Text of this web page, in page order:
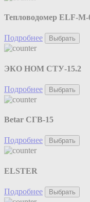
Тепловодомер ELF-M-
Подробнее Выбрать
ЭКО НОМ СТУ-15.2
Подробнее Выбрать
Betar СГВ-15
Подробнее Выбрать
ELSTER
Подробнее Выбрать